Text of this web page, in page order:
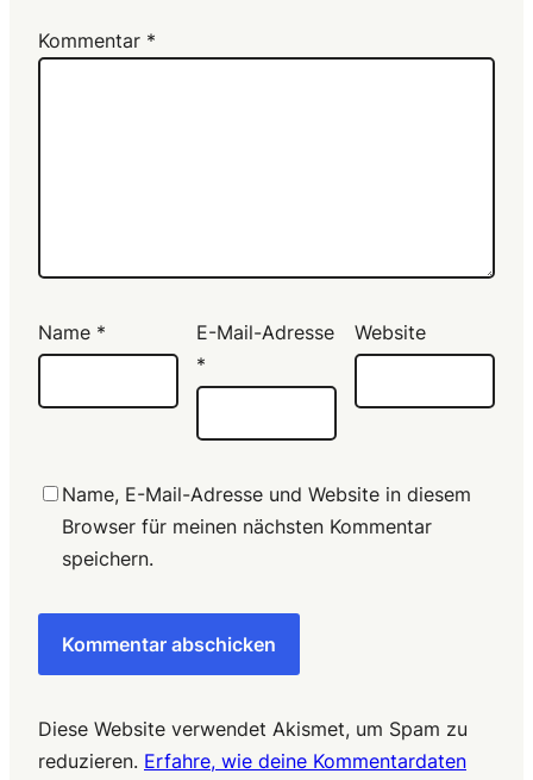
Kommentar *
Name *
E-Mail-Adresse
*
Website
Name, E-Mail-Adresse und Website in diesem
Browser für meinen nächsten Kommentar
speichern.
Diese Website verwendet Akismet, um Spam zu
reduzieren. Erfahre, wie deine Kommentardaten